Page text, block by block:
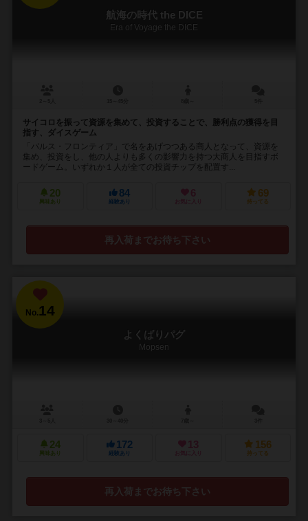
航海の時代 the DICE
Era of Voyage the DICE
サイコロを振って資源を集めて、投資することで、勝利点の獲得を目
指す、ダイスゲーム
「バルス・フロンティア」で名をあげつつある商人となって、資源を
集め、投資をし、他の人よりも多くの影響力を持つ大商人を目指すボ
ードゲーム。いずれか１人が全ての投資チップを配置す...
20
興味あり
84
経験あり
6
お気に入り
69
持ってる
再入荷までお待ち下さい
No.14
よくばりパグ
Mopsen
24
興味あり
172
経験あり
13
お気に入り
156
持ってる
再入荷までお待ち下さい